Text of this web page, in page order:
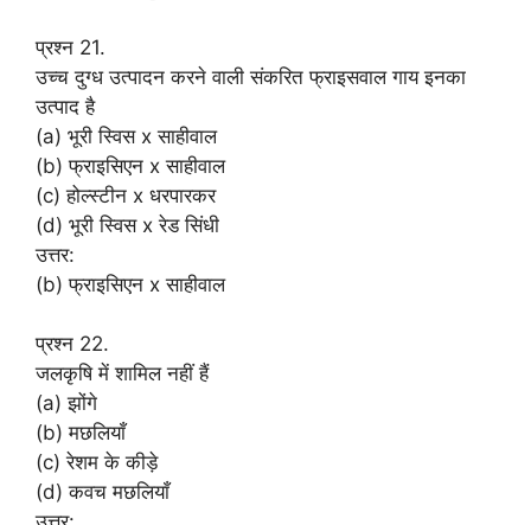
प्रश्न 21.
उच्च दुग्ध उत्पादन करने वाली संकरित फ्राइसवाल गाय इनका
उत्पाद है
(a) भूरी स्विस x साहीवाल
(b) फ्राइसिएन x साहीवाल
(c) होल्स्टीन x धरपारकर
(d) भूरी स्विस x रेड सिंधी
उत्तर:
(b) फ्राइसिएन x साहीवाल
प्रश्न 22.
जलकृषि में शामिल नहीं हैं
(a) झोंगे
(b) मछलियाँ
(c) रेशम के कीड़े
(d) कवच मछलियाँ